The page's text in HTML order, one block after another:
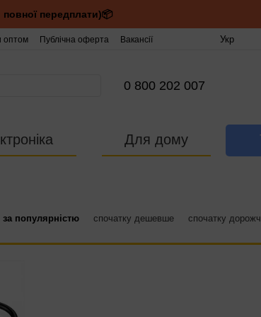
передплати)📦
оптом Публічна оферта Вакансії Укр
0 800 202 007
Для дому
за популярністю спочатку дешевше спочатку